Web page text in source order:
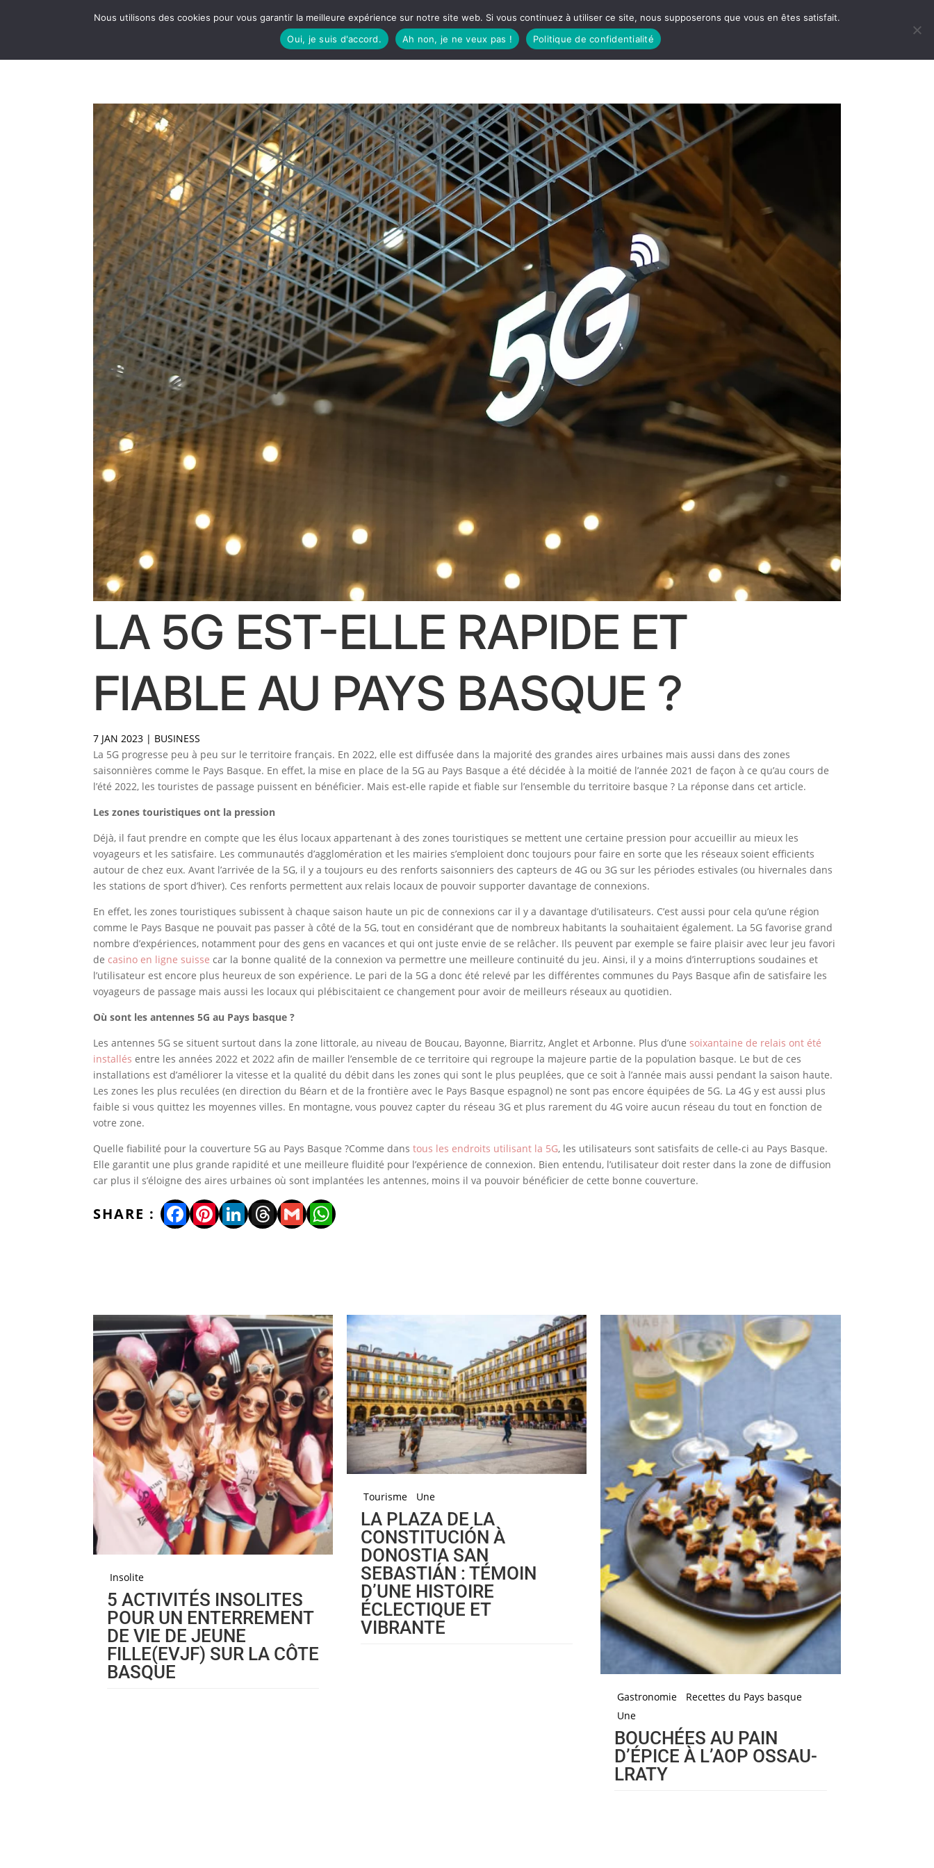
LE STUDIO FÊTES BASQUES À MANGER CÔTÉ SORTIES GREEN LIFE
LA 5G EST-ELLE RAPIDE ET
FIABLE AU PAYS BASQUE ?
7 JAN 2023 | BUSINESS
La 5G progresse peu à peu sur le territoire français. En 2022, elle est diffusée dans la majorité des grandes aires urbaines mais aussi dans des zones
saisonnières comme le Pays Basque. En effet, la mise en place de la 5G au Pays Basque a été décidée à la moitié de l’année 2021 de façon à ce qu’au cours de
l’été 2022, les touristes de passage puissent en bénéficier. Mais est-elle rapide et fiable sur l’ensemble du territoire basque ? La réponse dans cet article.
Les zones touristiques ont la pression
Déjà, il faut prendre en compte que les élus locaux appartenant à des zones touristiques se mettent une certaine pression pour accueillir au mieux les
voyageurs et les satisfaire. Les communautés d’agglomération et les mairies s’emploient donc toujours pour faire en sorte que les réseaux soient efficients
autour de chez eux. Avant l’arrivée de la 5G, il y a toujours eu des renforts saisonniers des capteurs de 4G ou 3G sur les périodes estivales (ou hivernales dans
les stations de sport d’hiver). Ces renforts permettent aux relais locaux de pouvoir supporter davantage de connexions.
En effet, les zones touristiques subissent à chaque saison haute un pic de connexions car il y a davantage d’utilisateurs. C’est aussi pour cela qu’une région
comme le Pays Basque ne pouvait pas passer à côté de la 5G, tout en considérant que de nombreux habitants la souhaitaient également. La 5G favorise grand
nombre d’expériences, notamment pour des gens en vacances et qui ont juste envie de se relâcher. Ils peuvent par exemple se faire plaisir avec leur jeu favori
de casino en ligne suisse car la bonne qualité de la connexion va permettre une meilleure continuité du jeu. Ainsi, il y a moins d’interruptions soudaines et
l’utilisateur est encore plus heureux de son expérience. Le pari de la 5G a donc été relevé par les différentes communes du Pays Basque afin de satisfaire les
voyageurs de passage mais aussi les locaux qui plébiscitaient ce changement pour avoir de meilleurs réseaux au quotidien.
Où sont les antennes 5G au Pays basque ?
Les antennes 5G se situent surtout dans la zone littorale, au niveau de Boucau, Bayonne, Biarritz, Anglet et Arbonne. Plus d’une soixantaine de relais ont été
installés entre les années 2022 et 2022 afin de mailler l’ensemble de ce territoire qui regroupe la majeure partie de la population basque. Le but de ces
installations est d’améliorer la vitesse et la qualité du débit dans les zones qui sont le plus peuplées, que ce soit à l’année mais aussi pendant la saison haute.
Les zones les plus reculées (en direction du Béarn et de la frontière avec le Pays Basque espagnol) ne sont pas encore équipées de 5G. La 4G y est aussi plus
faible si vous quittez les moyennes villes. En montagne, vous pouvez capter du réseau 3G et plus rarement du 4G voire aucun réseau du tout en fonction de
votre zone.
Quelle fiabilité pour la couverture 5G au Pays Basque ?Comme danstous les endroits utilisant la 5G, les utilisateurs sont satisfaits de celle-ci au Pays Basque.
Elle garantit une plus grande rapidité et une meilleure fluidité pour l’expérience de connexion. Bien entendu, l’utilisateur doit rester dans la zone de diffusion
car plus il s’éloigne des aires urbaines où sont implantées les antennes, moins il va pouvoir bénéficier de cette bonne couverture.
Facebook
Pinterest
LinkedIn
Threads
GmailWhatsApp
Insolite
5 ACTIVITÉS INSOLITES
POUR UN ENTERREMENT
DE VIE DE JEUNE
FILLE(EVJF) SUR LA CÔTE
BASQUE
Tourisme Une
LA PLAZA DE LA
CONSTITUCIÓN À
DONOSTIA SAN
SEBASTIÁN : TÉMOIN
D’UNE HISTOIRE
ÉCLECTIQUE ET
VIBRANTE
Gastronomie
Recettes du Pays basque
Une
BOUCHÉES AU PAIN
D’ÉPICE À L’AOP OSSAU-
LRATY
Nous utilisons des cookies pour vous garantir la meilleure expérience sur notre site web. Si vous continuez à utiliser ce site, nous supposerons que vous en êtes satisfait.
Oui, je suis d'accord.
Ah non, je ne veux pas ! Politique de confidentialité